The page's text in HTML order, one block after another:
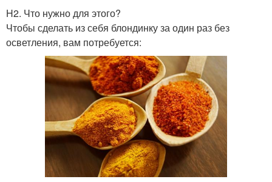
H2. Что нужно для этого?
Чтобы сделать из себя блондинку за один раз без
осветления, вам потребуется: